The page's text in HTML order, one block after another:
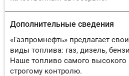
Дополнительные сведения
«Газпромнефть» предлагает
виды топлива: газ, дизель,
Наше топливо самого высокого
строгому контролю.